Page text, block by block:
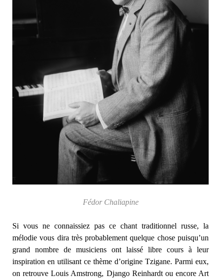
Fédor Chaliapine
Si vous ne connaissiez pas ce chant traditionnel russe, la
mélodie vous dira très probablement quelque chose puisqu’un
grand nombre de musiciens ont laissé libre cours à leur
inspiration en utilisant ce thème d’origine Tzigane. Parmi eux,
on retrouve Louis Amstrong, Django Reinhardt ou encore Art